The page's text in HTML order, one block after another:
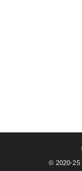
© 2020-25